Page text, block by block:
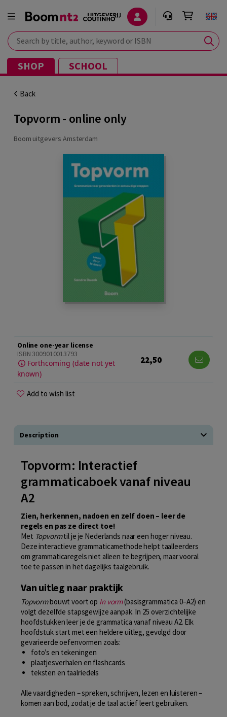
Search by title, author, keyword or ISBN
SHOP SCHOOL
Back
Topvorm - online only
Boom uitgevers Amsterdam
Online one-year license
ISBN 3009010013793
Forthcoming (date not yet
known)
22,50
Add to wish list
Description
Topvorm: Interactief
grammaticaboek vanaf niveau
A2
Zien, herkennen, nadoen en zelf doen – leer de
regels en pas ze direct toe!
Met Topvormtil je je Nederlands naar een hoger niveau.
Deze interactieve grammaticamethode helpt taalleerders
om grammaticaregels niet alleen te begrijpen, maar vooral
toe te passen in het dagelijks taalgebruik.
Van uitleg naar praktijk
Topvormbouwt voort op In vorm(basisgrammatica 0–A2) en
volgt dezelfde stapsgewijze aanpak. In 25 overzichtelijke
hoofdstukken leer je de grammatica vanaf niveau A2. Elk
hoofdstuk start met een heldere uitleg, gevolgd door
gevarieerde oefenvormen zoals:
foto’s en tekeningen
plaatjesverhalen en flashcards
teksten en taalriedels
Alle vaardigheden – spreken, schrijven, lezen en luisteren –
komen aan bod, zodat je de taal actief leert gebruiken.